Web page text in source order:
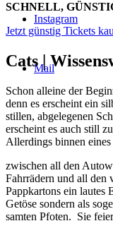
Instagram
Mail
SCHNELL,
Jetzt günstig Tickets
Cats |
Schon alleine der
denn es erscheint ein
stillen, abgelegenen
erscheint es auch still
Allerdings binnen
zwischen all den
Fahrrädern und all den
Pappkartons ein lautes
Getöse sondern als
samten Pfoten. Sie